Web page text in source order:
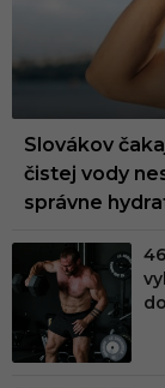
Slovákov
čistej vody
správne